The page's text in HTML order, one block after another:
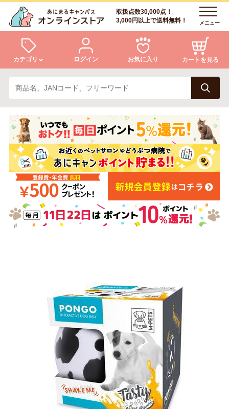
取扱点数30,000点！
3,000円以上で送料無料！
メニュー
カテゴリ
犬 猫
小動物・鳥 アクア・爬虫類・昆虫
ドッグフード キャットフード
美容・ケア用品 服・おさんぽ用品
シニアサポート
ログイン お気に入り カートを見る
ログイン
会員登録
あにまるキャンパスについて
アフターサービス
商品リクエスト